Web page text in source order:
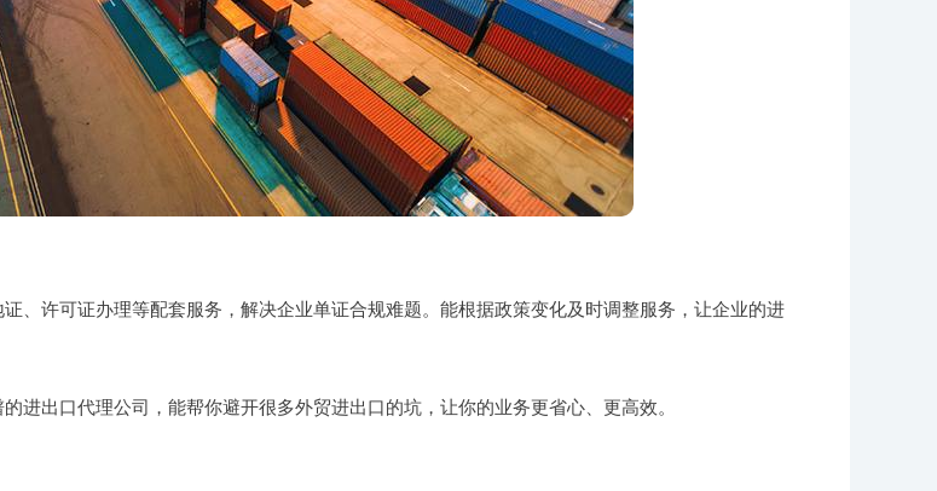
、许可证办理等配套服务，解决企业单证合规难题。能根据政策变化及时调整服务，让企业的进
进出口代理公司，能帮你避开很多外贸进出口的坑，让你的业务更省心、更高效。